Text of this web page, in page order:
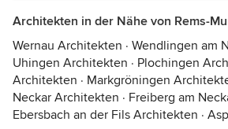
Architekten in der Nähe von Rems-
Wernau Architekten · Wendlingen am
Uhingen Architekten · Plochingen
Architekten · Markgröningen
Neckar Architekten · Freiberg am
Ebersbach an der Fils Architekten ·